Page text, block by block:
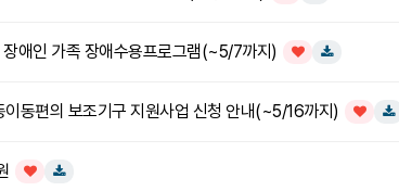
애인 가족 장애수용프로그램(~5/7까지)
인기글
동편의 보조기구 지원사업 신청 안내(~5/16까지)
인기글
인기글